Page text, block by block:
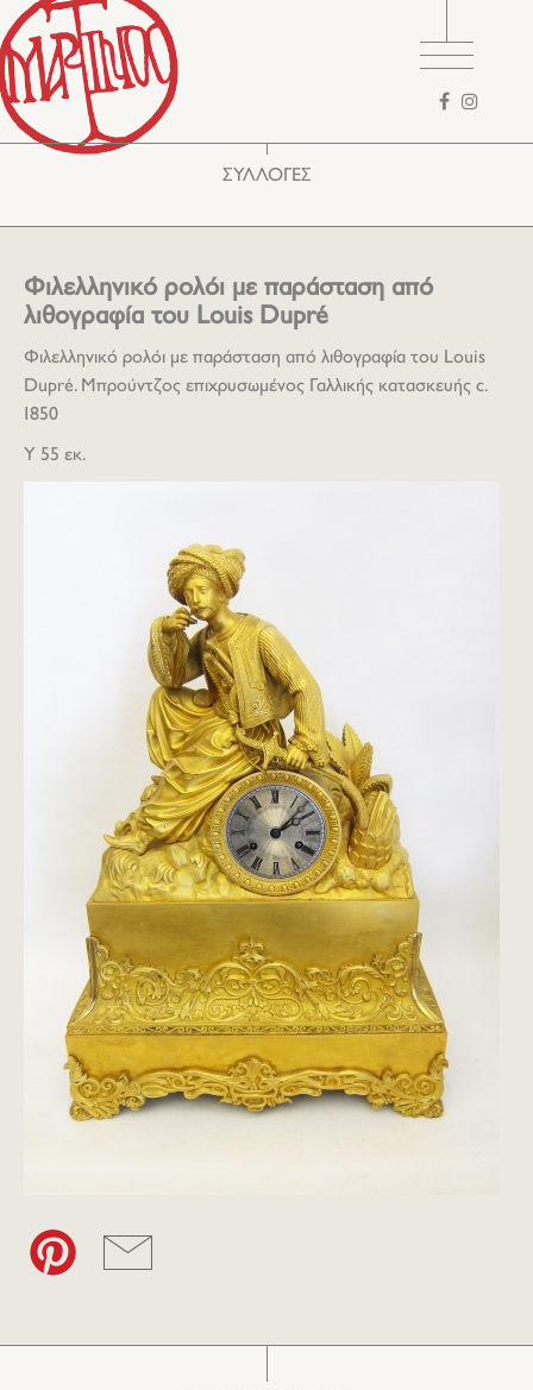
αναζήτησης
ΣΥΛΛΟΓΕΣ
Φιλελληνικό ρολόι με παράσταση από
λιθογραφία του Louis Dupré
Φιλελληνικό ρολόι με παράσταση από λιθογραφία του Louis
Dupré. Μπρούντζος επιχρυσωμένος Γαλλικής κατασκευής c.
1850
Υ 55 εκ.